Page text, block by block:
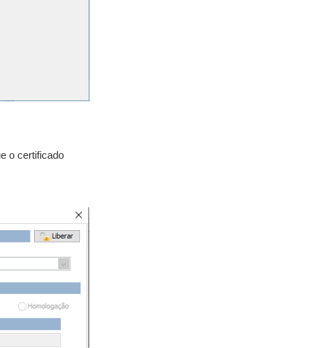
o certificado